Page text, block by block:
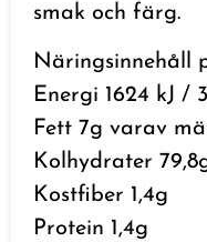
smak och färg.
Näringsinnehåll
Energi 1624 kJ /
Fett 7g varav
Kolhydrater
Kostfiber 1,4g
Protein 1,4g